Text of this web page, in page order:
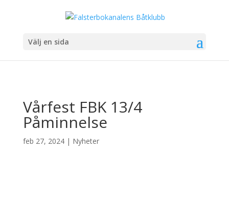
Välj en sida
Vårfest FBK 13/4
Påminnelse
feb 27, 2024| Nyheter